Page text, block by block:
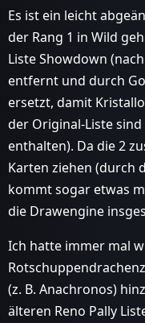
#   1x (2) Tadel
#   1x (8)
# 1x (4)
# 1x (4) Nozdormu
# 1x (5) Loatheb
# 1x (5)
# 1x (6) Horn des
# 1x (6) Reno Jackson
# 1x (6) Theotar,
# 1x (7) Amitus, die
# 1x (7) Kangors
# 1x (8)
# 1x (8) Prismastrahl
# 1x (0) Zilliax
#   1x (0) Zilliax
#   1x (3)
#   1x (5) Perfektes
# 1x (9) Reno,
#
Es ist ein leicht
der Rang 1 in Wild
Liste Showdown
entfernt und durch
ersetzt, damit
der Original-Liste
enthalten). Da die 2
Karten ziehen (durch
kommt sogar etwas
die Drawengine
Ich hatte immer mal
(z. B. Anachronos)
älteren Reno Pally